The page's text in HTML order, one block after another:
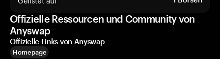
Offizielle Ressourcen und Community von
Anyswap
Offizielle Links von Anyswap
Homepage